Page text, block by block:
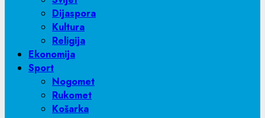
Dijaspora
Kultura
Religija
Ekonomija
Sport
Nogomet
Rukomet
Košarka